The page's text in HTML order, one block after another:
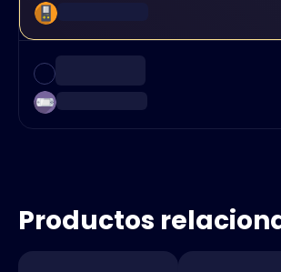
Productos